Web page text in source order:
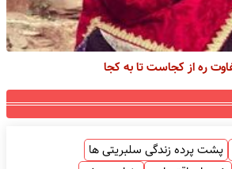
ره از کجاست تا به کجا
پشت پرده زندگی سلبریتی ها